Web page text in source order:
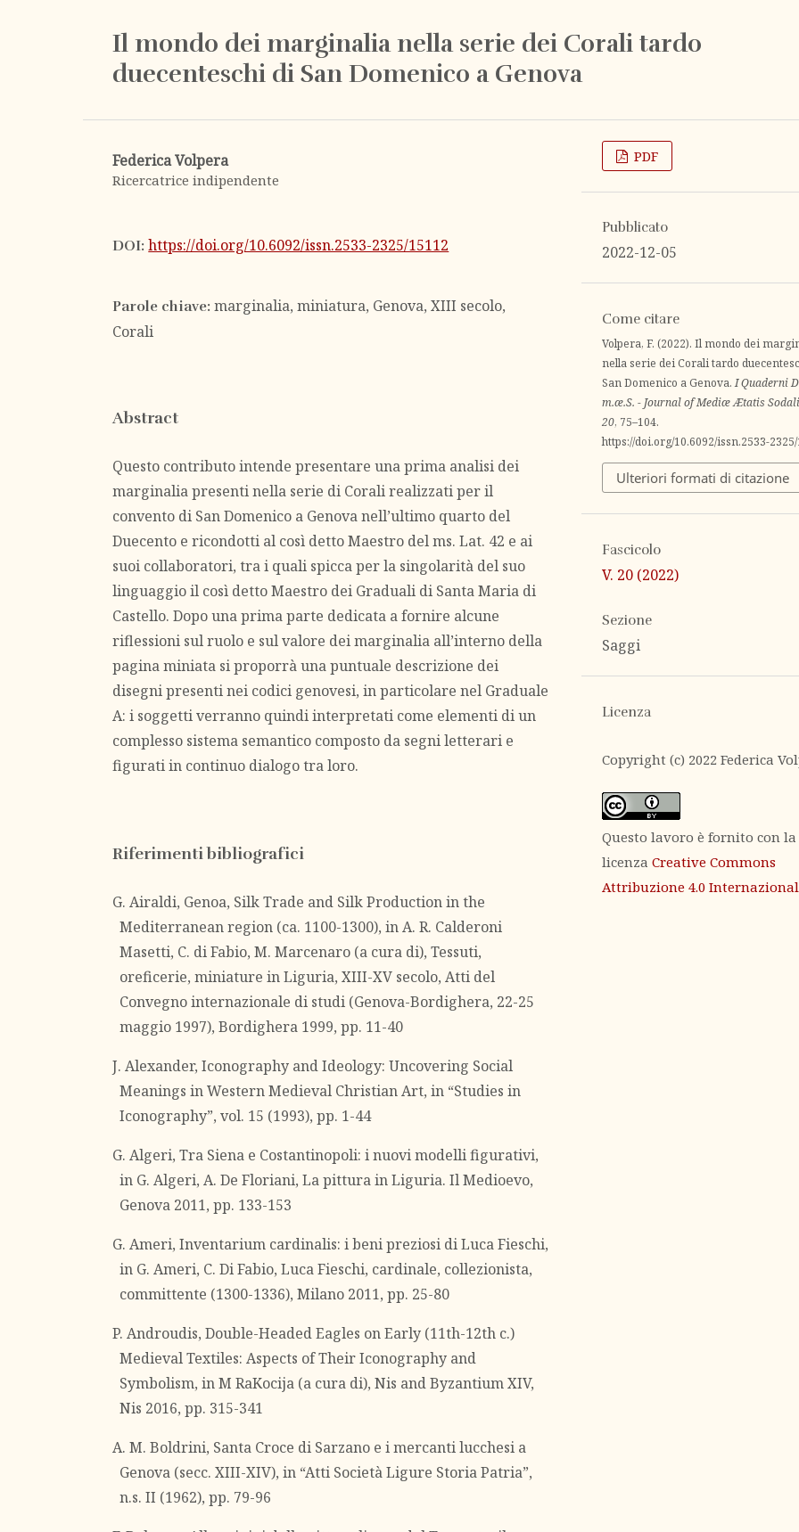
Il mondo dei marginalia nella serie dei Corali tardo
duecenteschi di San Domenico a Genova
Federica Volpera
Ricercatrice indipendente
DOI:https://doi.org/10.6092/issn.2533-2325/15112
Parole chiave:marginalia, miniatura, Genova, XIII secolo,
Corali
Abstract
Questo contributo intende presentare una prima analisi dei
marginalia presenti nella serie di Corali realizzati per il
convento di San Domenico a Genova nell’ultimo quarto del
Duecento e ricondotti al così detto Maestro del ms. Lat. 42 e ai
suoi collaboratori, tra i quali spicca per la singolarità del suo
linguaggio il così detto Maestro dei Graduali di Santa Maria di
Castello. Dopo una prima parte dedicata a fornire alcune
riflessioni sul ruolo e sul valore dei marginalia all’interno della
pagina miniata si proporrà una puntuale descrizione dei
disegni presenti nei codici genovesi, in particolare nel Graduale
A: i soggetti verranno quindi interpretati come elementi di un
complesso sistema semantico composto da segni letterari e
figurati in continuo dialogo tra loro.
Riferimenti bibliografici
G. Airaldi, Genoa, Silk Trade and Silk Production in the
Mediterranean region (ca. 1100-1300), in A. R. Calderoni
Masetti, C. di Fabio, M. Marcenaro (a cura di), Tessuti,
oreficerie, miniature in Liguria, XIII-XV secolo, Atti del
Convegno internazionale di studi (Genova-Bordighera, 22-25
maggio 1997), Bordighera 1999, pp. 11-40
J. Alexander, Iconography and Ideology: Uncovering Social
Meanings in Western Medieval Christian Art, in “Studies in
Iconography”, vol. 15 (1993), pp. 1-44
G. Algeri, Tra Siena e Costantinopoli: i nuovi modelli figurativi,
in G. Algeri, A. De Floriani, La pittura in Liguria. Il Medioevo,
Genova 2011, pp. 133-153
G. Ameri, Inventarium cardinalis: i beni preziosi di Luca Fieschi,
in G. Ameri, C. Di Fabio, Luca Fieschi, cardinale, collezionista,
committente (1300-1336), Milano 2011, pp. 25-80
P. Androudis, Double-Headed Eagles on Early (11th-12th c.)
Medieval Textiles: Aspects of Their Iconography and
Symbolism, in M RaKocija (a cura di), Nis and Byzantium XIV,
Nis 2016, pp. 315-341
A. M. Boldrini, Santa Croce di Sarzano e i mercanti lucchesi a
Genova (secc. XIII-XIV), in “Atti Società Ligure Storia Patria”,
n.s. II (1962), pp. 79-96
PDF
Pubblicato
2022-12-05
Come citare
Volpera, F. (2022). Il mondo dei
nella serie dei Corali tardo
San Domenico a Genova.I Quaderni
m.æ.S. - Journal of Mediæ Ætatis
20, 75–104.
https://doi.org/10.6092/issn.2533-
Ulteriori formati di citazione
Fascicolo
V. 20 (2022)
Sezione
Saggi
Licenza
Copyright (c) 2022 Federica
Questo lavoro è fornito con la
licenza Creative Commons
Attribuzione 4.0